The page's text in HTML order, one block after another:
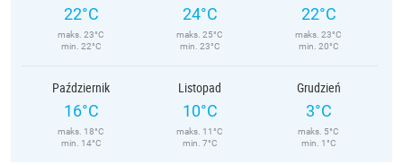
22°C
maks. 23°C
min. 22°C
24°C
maks. 25°C
min. 23°C
22°C
maks. 23°C
min. 20°C
Październik
16°C
maks. 18°C
min. 14°C
Listopad
10°C
maks. 11°C
min. 7°C
Grudzień
3°C
maks. 5°C
min. 1°C